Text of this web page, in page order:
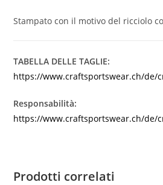
Stampato con il motivo del ricciolo
TABELLA DELLE TAGLIE:
https://www.craftsportswear.ch/de/
Responsabilità:
https://www.craftsportswear.ch/de/
Prodotti correlati